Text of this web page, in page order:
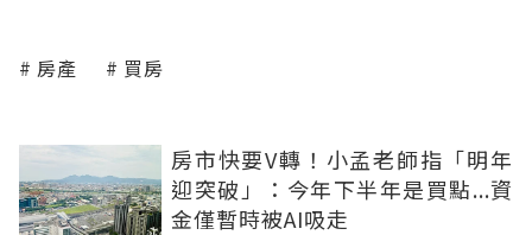
房產 買房
房市快要V轉！小孟老師指「明年
迎突破」：今年下半年是買點...資
金僅暫時被AI吸走